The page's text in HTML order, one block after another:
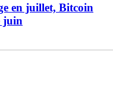
en juillet, Bitcoin
juin